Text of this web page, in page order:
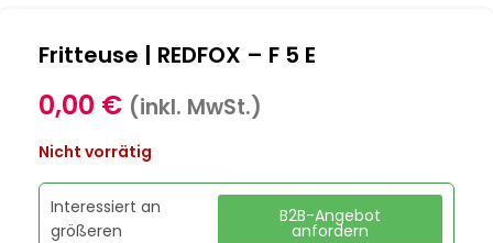
Fritteuse | REDFOX – F 5 E
0,00 € (inkl. MwSt.)
Nicht vorrätig
Interessiert an
größeren
B2B-Angebot
anfordern